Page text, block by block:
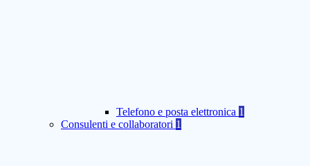
Telefono e posta elettronica 1
Consulenti e collaboratori 1